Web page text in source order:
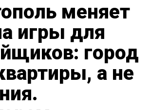
меняет
игры для
город
а не